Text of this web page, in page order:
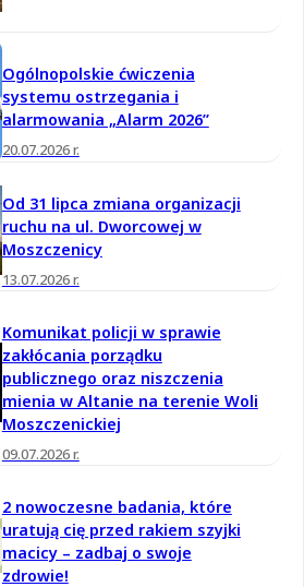
Ogólnopolskie ćwiczenia
systemu ostrzegania i
alarmowania „Alarm 2026”
20.07.2026 r.
Od 31 lipca zmiana organizacji
ruchu na ul. Dworcowej w
Moszczenicy
13.07.2026 r.
Komunikat policji w sprawie
zakłócania porządku
publicznego oraz niszczenia
mienia w Altanie na terenie Woli
Moszczenickiej
09.07.2026 r.
2 nowoczesne badania, które
uratują cię przed rakiem szyjki
macicy – zadbaj o swoje
zdrowie!